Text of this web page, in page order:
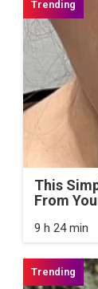
This
From
9 h 24 min